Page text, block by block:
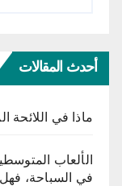
أحدث المقالات
ماذا في اللائحة
في السباحة،